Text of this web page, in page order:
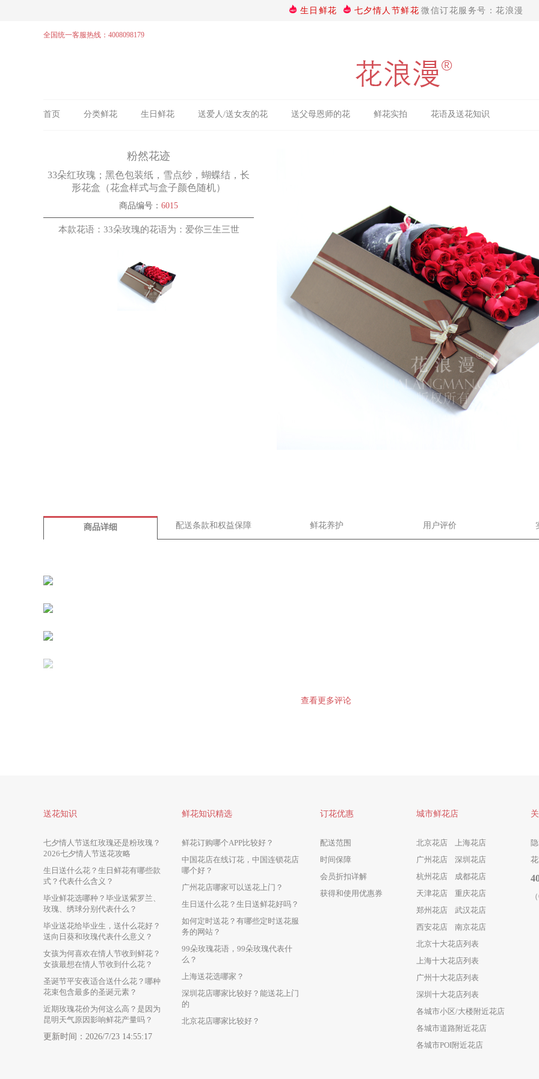
生日鲜花 七夕情人节鲜花 微信订花服务号：花浪漫
全国统一客服热线：4008098179
首页 分类鲜花 生日鲜花 送爱人/送女友的花 送父母恩师的花 鲜花实拍 花语及送花知识
粉然花迹
33朵红玫瑰；黑色包装纸，雪点纱，蝴蝶结，长
形花盒（花盒样式与盒子颜色随机）
商品编号： 6015
本款花语：33朵玫瑰的花语为：爱你三生三世
商品详细 配送条款和权益保障 鲜花养护 用户评价
查看更多评论
送花知识
七夕情人节送红玫瑰还是粉玫瑰？
2026七夕情人节送花攻略
生日送什么花？生日鲜花有哪些款
式？代表什么含义？
毕业鲜花选哪种？毕业送紫罗兰、
玫瑰、绣球分别代表什么？
毕业送花给毕业生，送什么花好？
送向日葵和玫瑰代表什么意义？
女孩为何喜欢在情人节收到鲜花？
女孩最想在情人节收到什么花？
圣诞节平安夜适合送什么花？哪种
花束包含最多的圣诞元素？
近期玫瑰花价为何这么高？是因为
昆明天气原因影响鲜花产量吗？
更新时间：2026/7/23 14:55:17
鲜花知识精选
鲜花订购哪个APP比较好？
中国花店在线订花，中国连锁花店
哪个好？
广州花店哪家可以送花上门？
生日送什么花？生日送鲜花好吗？
如何定时送花？有哪些定时送花服
务的网站？
99朵玫瑰花语，99朵玫瑰代表什
么？
上海送花选哪家？
深圳花店哪家比较好？能送花上门
的
北京花店哪家比较好？
订花优惠
配送范围
时间保障
会员折扣详解
获得和使用优惠券
城市鲜花店
北京花店
上海花店
广州花店
深圳花店
杭州花店
成都花店
天津花店
重庆花店
郑州花店
武汉花店
西安花店
南京花店
北京十大花店列表
上海十大花店列表
广州十大花店列表
深圳十大花店列表
各城市小区/大楼附近花店
各城市道路附近花店
各城市POI附近花店